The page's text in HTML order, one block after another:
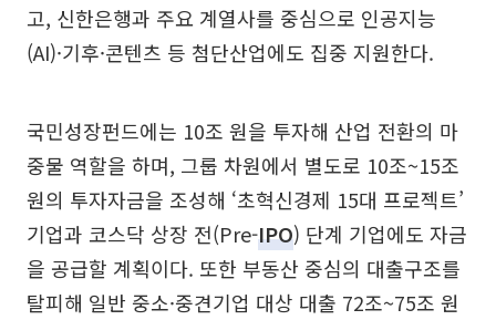
고, 신한은행과 주요 계열사를 중심으로 인공지능
(AI)·기후·콘텐츠 등 첨단산업에도 집중 지원한다.
국민성장펀드에는 10조 원을 투자해 산업 전환의 마
중물 역할을 하며, 그룹 차원에서 별도로 10조~15조
원의 투자자금을 조성해 ‘초혁신경제 15대 프로젝트’
기업과 코스닥 상장 전(Pre-IPO) 단계 기업에도 자금
을 공급할 계획이다. 또한 부동산 중심의 대출구조를
탈피해 일반 중소·중견기업 대상 대출 72조~75조 원